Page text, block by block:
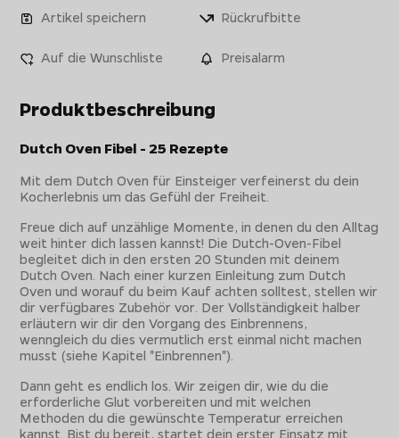
Artikel speichern Rückrufbitte
Auf die Wunschliste Preisalarm
Produktbeschreibung
Dutch Oven Fibel - 25 Rezepte
Mit dem Dutch Oven für Einsteiger verfeinerst du dein
Kocherlebnis um das Gefühl der Freiheit.
Freue dich auf unzählige Momente, in denen du den Alltag
weit hinter dich lassen kannst! Die Dutch-Oven-Fibel
begleitet dich in den ersten 20 Stunden mit deinem
Dutch Oven. Nach einer kurzen Einleitung zum Dutch
Oven und worauf du beim Kauf achten solltest, stellen wir
dir verfügbares Zubehör vor. Der Vollständigkeit halber
erläutern wir dir den Vorgang des Einbrennens,
wenngleich du dies vermutlich erst einmal nicht machen
musst (siehe Kapitel "Einbrennen").
Dann geht es endlich los. Wir zeigen dir, wie du die
erforderliche Glut vorbereiten und mit welchen
Methoden du die gewünschte Temperatur erreichen
kannst. Bist du bereit, startet dein erster Einsatz mit